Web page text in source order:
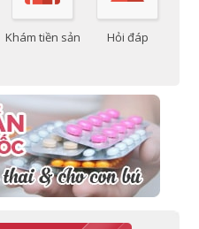
Khám tiền sản Hỏi đáp